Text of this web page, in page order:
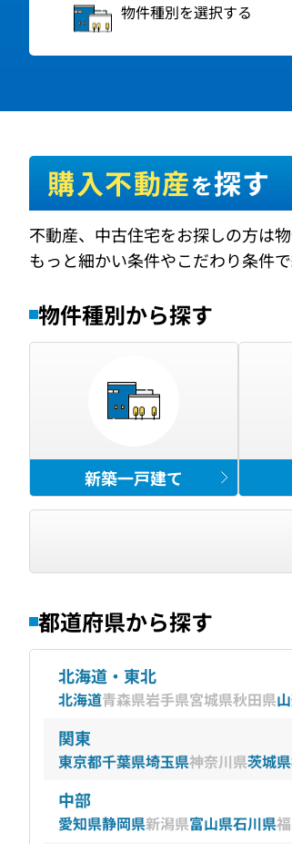
物件種別を選択する
購入不動産を探す
不動産、中古住宅をお探しの方は
もっと細かい条件やこだわり条件
物件種別から探す
新築一戸建て
都道府県から探す
北海道・東北
北海道青森県岩手県宮城県秋田県
関東
東京都千葉県埼玉県神奈川県茨城県
中部
愛知県静岡県新潟県富山県石川県